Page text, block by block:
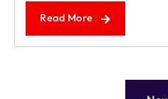
Read More